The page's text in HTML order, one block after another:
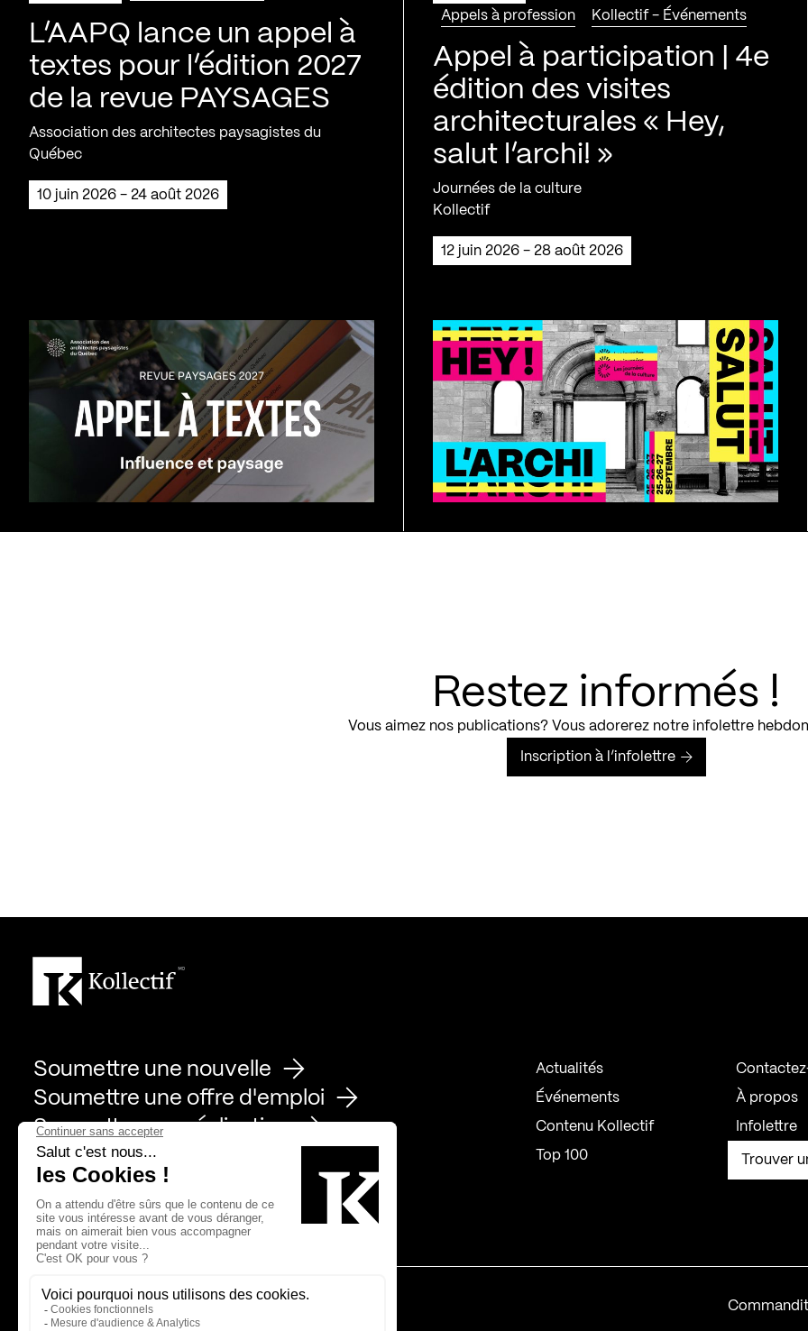
L’AAPQ lance un appel à
textes pour l’édition 2027
de la revue PAYSAGES
Association des architectes paysagistes du
Québec
10 juin 2026 - 24 août 2026
Appels à profession
Kollectif - Événements
Appel à participation | 4e
édition des visites
architecturales « Hey,
salut l’archi! »
Journées de la culture
Kollectif
12 juin 2026 - 28 août 2026
Restez informés !
Vous aimez nos publications? Vous adorerez notre infolettre
Inscription à l’infolettre
Soumettre une nouvelle
Soumettre une offre d'emploi
Soumettre une réalisation
Actualités
Événements
Contenu Kollectif
Top 100
À propos
Infolettre
Trouver
Page Facebook de Kollectif
Page Instagram de Kollectif
Page Linkedin de Kollectif
Partenaires